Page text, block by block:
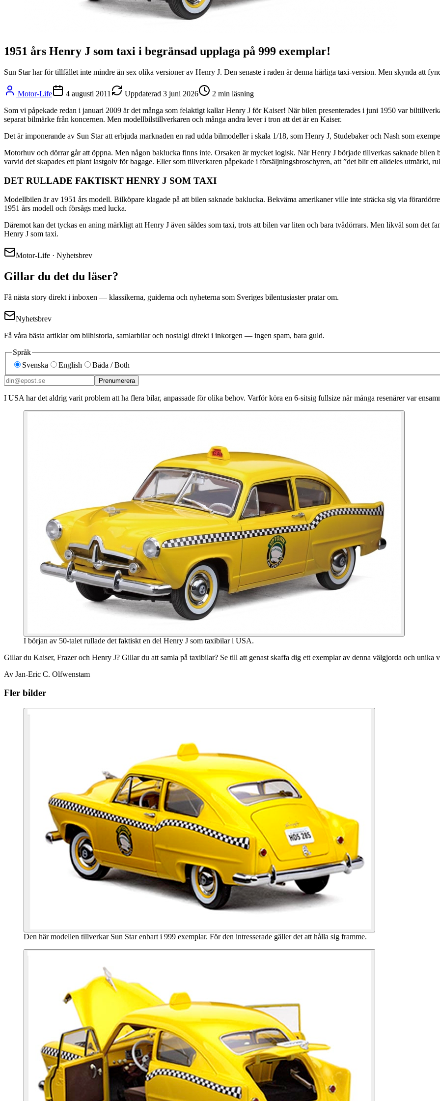
1951 års Henry J som taxi i begränsad upplaga på 999 exemplar!
Sun Star har för tillfället inte mindre än sex olika versioner av Henry J. Den senaste i raden är denna härliga taxi-version. Men skynda att
Motor-Life 4 augusti 2011 Uppdaterad 3 juni 2026 2 min läsning
Som vi påpekade redan i januari 2009 är det många som felaktigt kallar Henry J för Kaiser! När bilen presenterades i juni 1950 var
separat bilmärke från koncernen. Men modellbilstillverkaren och många andra lever i tron att det är en Kaiser.
Det är imponerande av Sun Star att erbjuda marknaden en rad udda bilmodeller i skala 1/18, som Henry J, Studebaker och Nash som
Motorhuv och dörrar går att öppna. Men någon baklucka finns inte. Orsaken är mycket logisk. När Henry J började tillverkas saknade
varvid det skapades ett plant lastgolv för bagage. Eller som tillverkaren påpekade i försäljningsbroschyren, att ”det blir ett alldeles utmärkt,
DET RULLADE FAKTISKT HENRY J SOM TAXI
Modellbilen är av 1951 års modell. Bilköpare klagade på att bilen saknade baklucka. Bekväma amerikaner ville inte sträcka sig via
1951 års modell och försågs med lucka.
Däremot kan det tyckas en aning märkligt att Henry J även såldes som taxi, trots att bilen var liten och bara tvådörrars. Men likväl som det
Henry J som taxi.
Motor-Life · Nyhetsbrev
Gillar du det du läser?
Få nästa story direkt i inboxen — klassikerna, guiderna och nyheterna som Sveriges bilentusiaster pratar om.
Nyhetsbrev
Få våra bästa artiklar om bilhistoria, samlarbilar och nostalgi direkt i inkorgen — ingen spam, bara guld.
Språk
Svenska
English Båda / Both
Prenumerera
I USA har det aldrig varit problem att ha flera bilar, anpassade för olika behov. Varför köra en 6-sitsig fullsize när många resenärer var
I början av 50-talet rullade det faktiskt en del Henry J som taxibilar i USA.
Gillar du Kaiser, Frazer och Henry J? Gillar du att samla på taxibilar? Se till att genast skaffa dig ett exemplar av denna välgjorda och unika
Av Jan-Eric C. Olfwenstam
Fler bilder
Den här modellen tillverkar Sun Star enbart i 999 exemplar. För den intresserade gäller det att hålla sig framme.